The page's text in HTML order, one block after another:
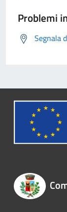
Problemi
Segnala